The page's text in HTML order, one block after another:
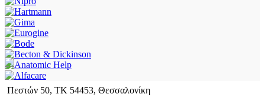
Πεστών 50, ΤΚ 54453, Θεσσαλονίκη